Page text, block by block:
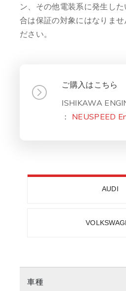
ン、その他電装系に発生し
合は保証の対象にはなりませ
ださい。
ご購入はこちら
ISHIKAWA
： NEUSPEED
AUDI
車種